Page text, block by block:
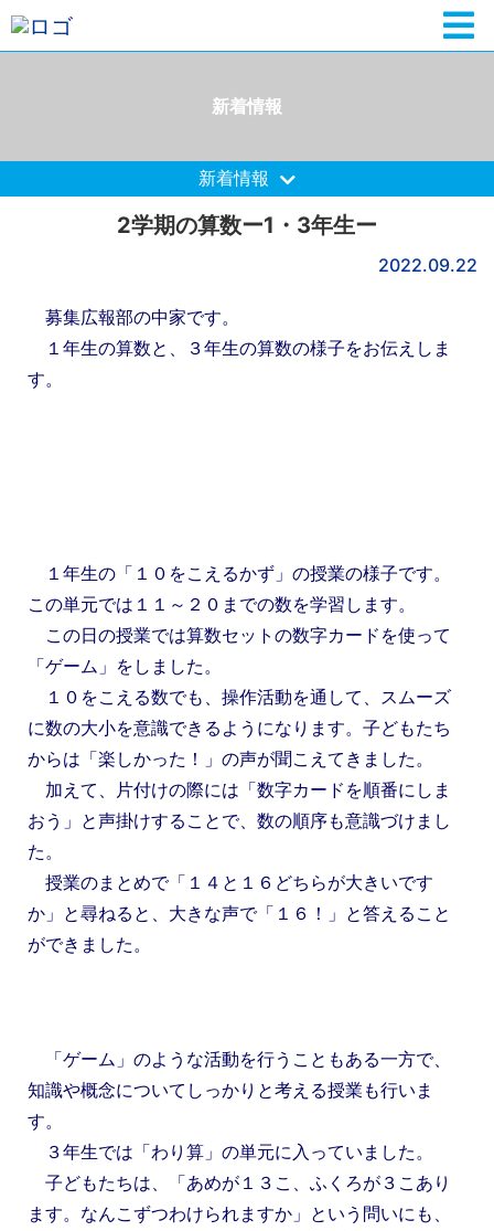
新着情報
新着情報
2学期の算数ー1・3年生ー
2022.09.22
募集広報部の中家です。
１年生の算数と、３年生の算数の様子をお伝えしま
す。
１年生の「１０をこえるかず」の授業の様子です。
この単元では１１～２０までの数を学習します。
この日の授業では算数セットの数字カードを使って
「ゲーム」をしました。
１０をこえる数でも、操作活動を通して、スムーズ
に数の大小を意識できるようになります。子どもたち
からは「楽しかった！」の声が聞こえてきました。
加えて、片付けの際には「数字カードを順番にしま
おう」と声掛けすることで、数の順序も意識づけまし
た。
授業のまとめで「１４と１６どちらが大きいです
か」と尋ねると、大きな声で「１６！」と答えること
ができました。
「ゲーム」のような活動を行うこともある一方で、
知識や概念についてしっかりと考える授業も行いま
す。
３年生では「わり算」の単元に入っていました。
子どもたちは、「あめが１３こ、ふくろが３こあり
ます。なんこずつわけられますか」という問いにも、